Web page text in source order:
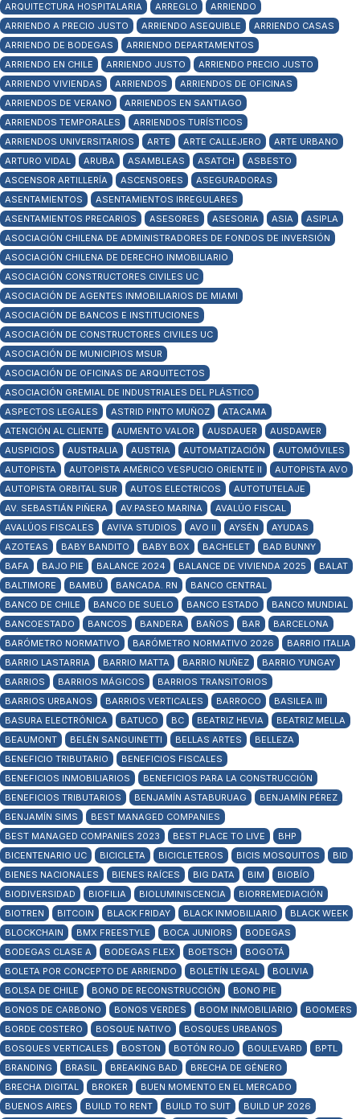
ARQUITECTURA HOSPITALARIA ARREGLO
ARRIENDO
ARRIENDO A PRECIO JUSTO
ARRIENDO ASEQUIBLE
ARRIENDO CASAS
ARRIENDO DE BODEGAS
ARRIENDO DEPARTAMENTOS
ARRIENDO EN CHILE
ARRIENDO JUSTO
ARRIENDO PRECIO JUSTO
ARRIENDO VIVIENDAS
ARRIENDOS
ARRIENDOS DE OFICINAS
ARRIENDOS DE VERANO
ARRIENDOS EN SANTIAGO
ARRIENDOS TEMPORALES
ARRIENDOS TURÍSTICOS
ARRIENDOS UNIVERSITARIOS
ARTE ARTE CALLEJERO
ARTE URBANO
ARTURO VIDAL
ARUBA ASAMBLEAS ASATCH
ASBESTO
ASCENSOR ARTILLERÍA
ASCENSORES
ASEGURADORAS
ASENTAMIENTOS
ASENTAMIENTOS IRREGULARES
ASENTAMIENTOS PRECARIOS
ASESORES ASESORIA ASIA
ASIPLA
ASOCIACIÓN CHILENA DE ADMINISTRADORES DE FONDOS DE INVERSIÓN
ASOCIACIÓN CHILENA DE DERECHO INMOBILIARIO
ASOCIACIÓN CONSTRUCTORES CIVILES UC
ASOCIACIÓN DE AGENTES INMOBILIARIOS DE MIAMI
ASOCIACIÓN DE BANCOS E INSTITUCIONES
ASOCIACIÓN DE CONSTRUCTORES CIVILES UC
ASOCIACIÓN DE MUNICIPIOS MSUR
ASOCIACIÓN DE OFICINAS DE ARQUITECTOS
ASOCIACIÓN GREMIAL DE INDUSTRIALES DEL PLÁSTICO
ASPECTOS LEGALES
ASTRID PINTO MUÑOZ
ATACAMA
ATENCIÓN AL CLIENTE
AUMENTO VALOR AUSDAUER
AUSDAWER
AUSPICIOS
AUSTRALIA AUSTRIA AUTOMATIZACIÓN
AUTOMÓVILES
AUTOPISTA
AUTOPISTA AMÉRICO VESPUCIO ORIENTE II
AUTOPISTA AVO
AUTOPISTA ORBITAL SUR
AUTOS ELECTRICOS
AUTOTUTELAJE
AV. SEBASTIÁN PIÑERA
AV.PASEO MARINA
AVALÚO FISCAL
AVALÚOS FISCALES
AVIVA STUDIOS AVO II AYSÉN
AYUDAS
AZOTEAS
BABY BANDITO BABY BOX BACHELET
BAD BUNNY
BAFA
BAJO PIE BALANCE 2024 BALANCE DE VIVIENDA 2025
BALAT
BALTIMORE
BAMBÚ BANCADA. RN
BANCO CENTRAL
BANCO DE CHILE
BANCO DE SUELO BANCO ESTADO
BANCO MUNDIAL
BANCOESTADO
BANCOS BANDERA BAÑOS BAR
BARCELONA
BARÓMETRO NORMATIVO
BARÓMETRO NORMATIVO 2026
BARRIO ITALIA
BARRIO LASTARRIA
BARRIO MATTA BARRIO NUÑEZ
BARRIO YUNGAY
BARRIOS
BARRIOS MÁGICOS
BARRIOS TRANSITORIOS
BARRIOS URBANOS
BARRIOS VERTICALES BARROCO
BASILEA III
BASURA ELECTRÓNICA
BATUCO BC BEATRIZ HEVIA
BEATRIZ MELLA
BEAUMONT
BELÉN SANGUINETTI BELLAS ARTES
BELLEZA
BENEFICIO TRIBUTARIO
BENEFICIOS FISCALES
BENEFICIOS INMOBILIARIOS
BENEFICIOS PARA LA CONSTRUCCIÓN
BENEFICIOS TRIBUTARIOS
BENJAMÍN ASTABURUAG
BENJAMÍN PÉREZ
BENJAMÍN SIMS
BEST MANAGED COMPANIES
BEST MANAGED COMPANIES 2023
BEST PLACE TO LIVE
BHP
BICENTENARIO UC
BICICLETA BICICLETEROS BICIS MOSQUITOS
BID
BIENES NACIONALES
BIENES RAÍCES BIG DATA BIM
BIOBÍO
BIODIVERSIDAD
BIOFILIA BIOLUMINISCENCIA
BIORREMEDIACIÓN
BIOTREN
BITCOIN BLACK FRIDAY BLACK INMOBILIARIO
BLACK WEEK
BLOCKCHAIN
BMX FREESTYLE BOCA JUNIORS
BODEGAS
BODEGAS CLASE A
BODEGAS FLEX BOETSCH
BOGOTÁ
BOLETA POR CONCEPTO DE ARRIENDO
BOLETÍN LEGAL
BOLIVIA
BOLSA DE CHILE
BONO DE RECONSTRUCCIÓN
BONO PIE
BONOS DE CARBONO
BONOS VERDES BOOM INMOBILIARIO
BOOMERS
BORDE COSTERO
BOSQUE NATIVO
BOSQUES URBANOS
BOSQUES VERTICALES
BOSTON BOTÓN ROJO BOULEVARD
BPTL
BRANDING
BRASIL BREAKING BAD
BRECHA DE GÉNERO
BRECHA DIGITAL
BROKER
BUEN MOMENTO EN EL MERCADO
BUENOS AIRES
BUILD TO RENT BUILD TO SUIT
BUILD UP 2026